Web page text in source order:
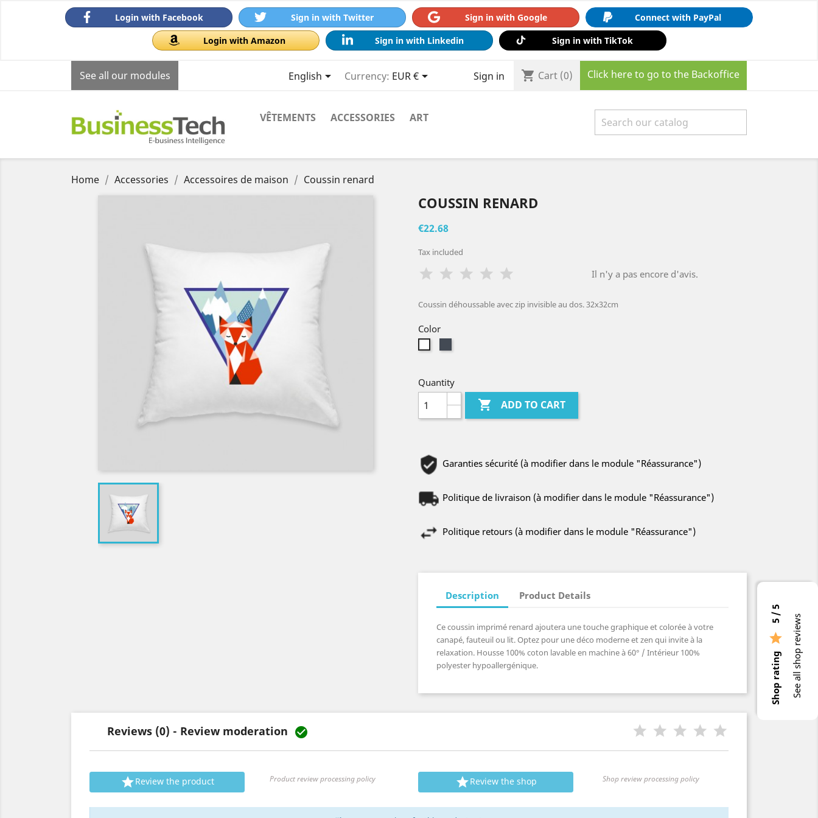
Shop rating

5 / 5 See all shop reviews
Login with Facebook Sign in with Twitter Sign in with Google
Connect with PayPal
Login with Amazon
Sign in with Linkedin Sign in with TikTok
See all our modules English Currency: EUR € Sign in shopping_cart Cart (0) Click here to go to the Backoffice
VÊTEMENTS ACCESSORIES ART
Home Accessories Accessoires de maison Coussin renard
COUSSIN RENARD
€22.68
Tax included
Il n'y a pas encore d'avis.
Coussin déhoussable avec zip invisible au dos. 32x32cm
Color
Quantity
 ADD TO CART
Garanties sécurité (à modifier dans le module "Réassurance")
Politique de livraison (à modifier dans le module "Réassurance")
Politique retours (à modifier dans le module "Réassurance")
Description Product Details
Ce coussin imprimé renard ajoutera une touche graphique et colorée à votre
canapé, fauteuil ou lit. Optez pour une déco moderne et zen qui invite à la
relaxation. Housse 100% coton lavable en machine à 60° / Intérieur 100%
polyester hypoallergénique.
Reviews (0) - Review moderation 
Review the product Product review processing policy Review the shop Shop review processing policy